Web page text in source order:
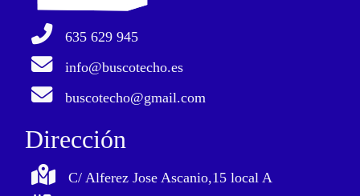
635 629 945
info@buscotecho.es
buscotecho@gmail.com
Dirección
C/ Alferez Jose Ascanio,15 local A